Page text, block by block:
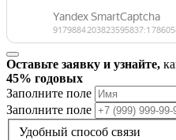
Оставьте заявку и узнайте,
45% годовых
Заполните поле
Заполните поле
Удобный способ связи